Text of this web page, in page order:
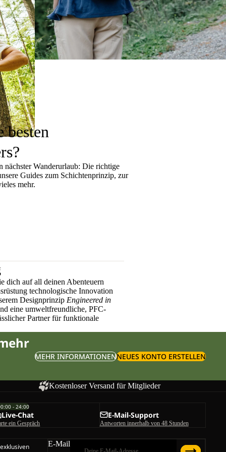
nächster Wanderurlaub: Die richtige
Guides zum Schichtenprinzip, zur
mehr.
dich auf all deinen Abenteuern
technologische Innovation
Designprinzip Engineered in
eine umweltfreundliche, PFC-
Partner für funktionale
MEHR INFORMATIONENNEUES KONTO ERSTELLEN
Kostenloser Versand für Mitglieder
- 24:00
Live-Chat
ein Gespräch
E-Mail-Support
Antworten innerhalb von 48 Stunden
E-Mail